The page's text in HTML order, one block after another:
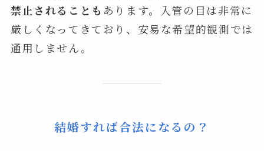
禁止されることも あります。入管の目は非常に
厳しくなってきており、安易な希望的観測では
通用しません。
結婚すれば合法になるの？